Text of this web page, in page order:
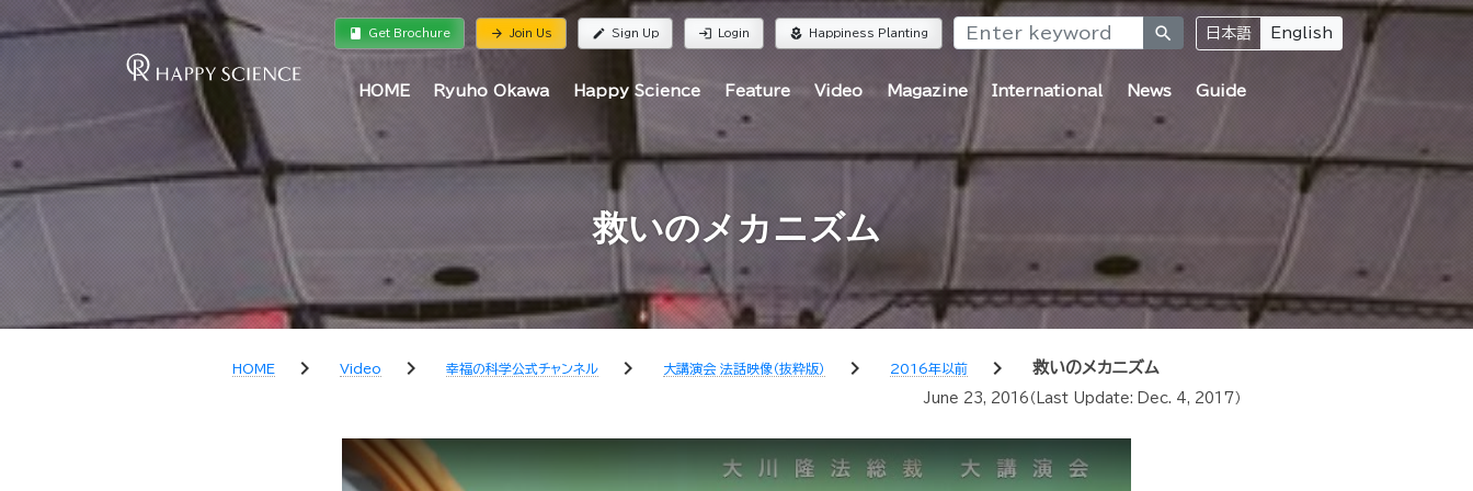
book Get Brochure arrow_forward Join Us edit Sign Up login Login local_florist Happiness Planting search 日本語 English
HOME Ryuho Okawa Happy Science Feature Video Magazine International News Guide
救いのメカニズム
HOME chevron_right Video chevron_right 幸福の科学公式チャンネル chevron_right 大講演会 法話映像（抜粋版） chevron_right 2016年以前 chevron_right 救いのメカニズム
June 23, 2016 （Last Update: Dec. 4, 2017 ）